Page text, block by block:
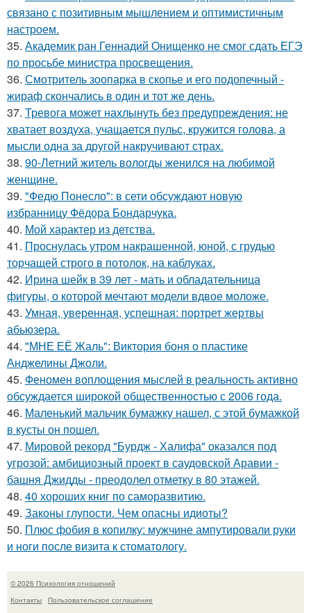
связано с позитивным мышлением и оптимистичным
настроем.
35. Академик ран Геннадий Онищенко не смог сдать ЕГЭ
по просьбе министра просвещения.
36. Смотритель зоопарка в скопье и его подопечный -
жираф скончались в один и тот же день.
37. Тревога может нахлынуть без предупреждения: не
хватает воздуха, учащается пульс, кружится голова, а
мысли одна за другой накручивают страх.
38. 90-Летний житель вологды женился на любимой
женщине.
39. "Федю Понесло": в сети обсуждают новую
избранницу Фёдора Бондарчука.
40. Мой характер из детства.
41. Проснулась утром накрашенной, юной, с грудью
торчащей строго в потолок, на каблуках.
42. Ирина шейк в 39 лет - мать и обладательница
фигуры, о которой мечтают модели вдвое моложе.
43. Умная, уверенная, успешная: портрет жертвы
абьюзера.
44. "МНЕ ЕЁ Жаль": Виктория боня о пластике
Анджелины Джоли.
45. Феномен воплощения мыслей в реальность активно
обсуждается широкой общественностью с 2006 года.
46. Маленький мальчик бумажку нашел, с этой бумажкой
в кусты он пошел.
47. Мировой рекорд "Бурдж - Халифа" оказался под
угрозой: амбициозный проект в саудовской Аравии -
башня Джидды - преодолел отметку в 80 этажей.
48. 40 хороших книг по саморазвитию.
49. Законы глупости. Чем опасны идиоты?
50. Плюс фобия в копилку: мужчине ампутировали руки
и ноги после визита к стоматологу.
© 2026 Психология отношений
Контакты
Пользовательское соглашение